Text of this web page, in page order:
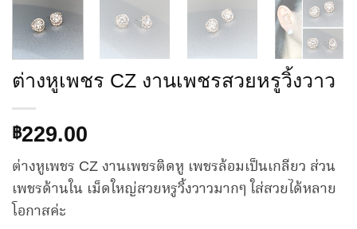
Add to
Wishlist
ต่างหูเพชร CZ งานเพชรสวยหรูวิ้งวาว
฿229.00
ต่างหูเพชร CZ งานเพชรติดหู เพชรล้อมเป็นเกลียว ส่วน
เพชรด้านใน เม็ดใหญ่สวยหรูวิ้งวาวมากๆ ใส่สวยได้หลาย
โอกาสค่ะ